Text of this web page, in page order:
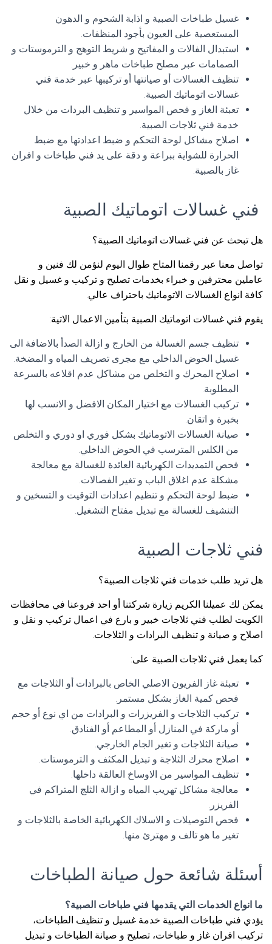
غسيل طباخات الصبية و اذابة الشحوم و الدهون
المستعصية على العيون بأجود المنظفات.
استبدال الفالات و المفاتيح و شريط التوهج و الترموستات و
الصمامات عبر مصلح طباخات ماهر و خبير.
تنظيف الغسالات أو صيانتها أو تركيبها عبر خدمة فني
غسالات اتوماتيك الصبية.
تعبئة الغاز و فحص المواسير و تنظيف البردات من خلال
خدمة فني ثلاجات الصبية.
اصلاح مشاكل لوحة التحكم و ضبط اعدادتها مع ضبط
الحرارة للشواية ببراعة و دقة على يد فني طباخات و افران
غاز بالصبية.
فني غسالات اتوماتيك الصبية
هل تبحث عن فني غسالات اتوماتيك الصبية؟
تواصل معنا عبر رقمنا المتاح طوال اليوم لنؤمن لك فنين و
عاملين محترفين و خبراء بخدمات تصليح و تركيب و غسيل و نقل
كافة انواع الغسالات الاتوماتيك باحتراف عالي.
يقوم فني غسالات اتوماتيك الصبية بتأمين الاعمال الاتية:
تنظيف جسم الغسالة من الخارج و ازالة الصدأ بالاضافة الى
غسيل الحوض الداخلي مع مجرى تصريف المياه و المضخة.
اصلاح المحرك و التخلص من مشاكل عدم اقلاعه بالسرعة
المطلوبة.
تركيب الغسالات مع اختيار المكان الافضل و الانسب لها
بخبرة و اتقان.
صيانة الغسالات الاتوماتيك بشكل فوري او دوري و التخلص
من الكلس المترسب في الحوض الداخلي.
فحص التمديدات الكهربائية العائدة للغسالة مع معالجة
مشكلة عدم اغلاق الباب و تغير الفصالات.
ضبط لوحة التحكم و تنظيم اعدادات التوقيت و التسخين و
التنشيف للغسالة مع تبديل مفتاح التشغيل.
فني ثلاجات الصبية
هل تريد طلب خدمات فني ثلاجات الصبية؟
يمكن لك عميلنا الكريم زيارة شركتنا أو احد فروعنا في محافظات
الكويت لطلب فني ثلاجات خبير و بارع في اعمال تركيب و نقل و
اصلاح و صيانة و تنظيف البرادات و الثلاجات.
كما يعمل فني ثلاجات الصبية على:
تعبئة غاز الفريون الاصلي الخاص بالبرادات أو الثلاجات مع
فحص كمية الغاز بشكل مستمر.
تركيب الثلاجات و الفريزرات و البرادات من اي نوع أو حجم
أو ماركة في المنازل أو المطاعم أو الفنادق.
صيانة الثلاجات و تغير الجام الخارجي.
اصلاح محرك الثلاجة و تبديل المكثف و الترموستات.
تنظيف المواسير من الاوساخ العالقة داخلها.
معالجة مشاكل تهريب المياه و ازالة الثلج المتراكم في
الفريزر.
فحص التوصيلات و الاسلاك الكهربائية الخاصة بالثلاجات و
تغير ما هو تالف و مهترئ منها.
أسئلة شائعة حول صيانة الطباخات
ما انواع الخدمات التي يقدمها فني طباخات الصبية؟
يؤدي فني طباخات الصبية خدمة غسيل و تنظيف الطباخات،
تركيب افران غاز و طباخات، تصليح و صيانة الطباخات و تبديل